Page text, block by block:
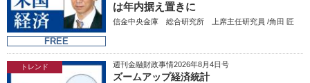
FREE
は年内据え置きに
信金中央金庫 総合研究所 上席主任研究員 /角田 匠
トレンド 週刊金融財政事情2026年8月4日号
ズームアップ経済統計